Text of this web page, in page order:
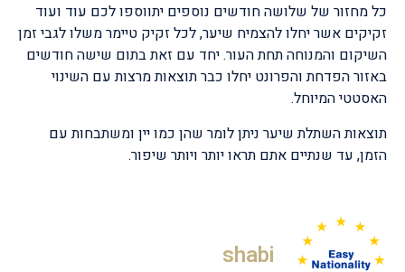
כל מחזור של שלושה חודשים נוספים יתווספו לכם עוד ועוד
זקיקים אשר יחלו להצמיח שיער, לכל זקיק טיימר משלו לגבי זמן
השיקום והמנוחה תחת העור. יחד עם זאת בתום שישה חודשים
באזור הפדחת והפרונט יחלו כבר תוצאות מרצות עם השינוי
האסטטי המיוחל.
תוצאות השתלת שיער ניתן לומר שהן כמו יין ומשתבחות עם
הזמן, עד שנתיים אתם תראו יותר ויותר שיפור.
shabi